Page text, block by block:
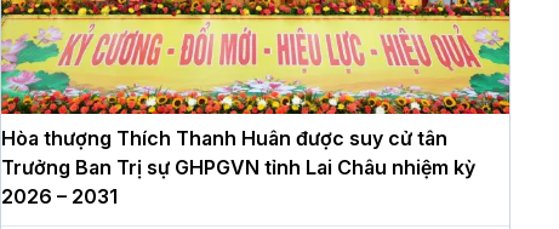
Hòa thượng Thích Thanh Huân được suy cử tân
Trưởng Ban Trị sự GHPGVN tỉnh Lai Châu nhiệm kỳ
2026 – 2031